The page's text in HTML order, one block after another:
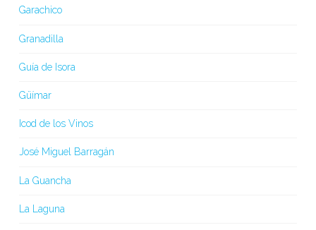
Garachico
Granadilla
Guía de Isora
Güímar
Icod de los Vinos
José Miguel Barragán
La Guancha
La Laguna